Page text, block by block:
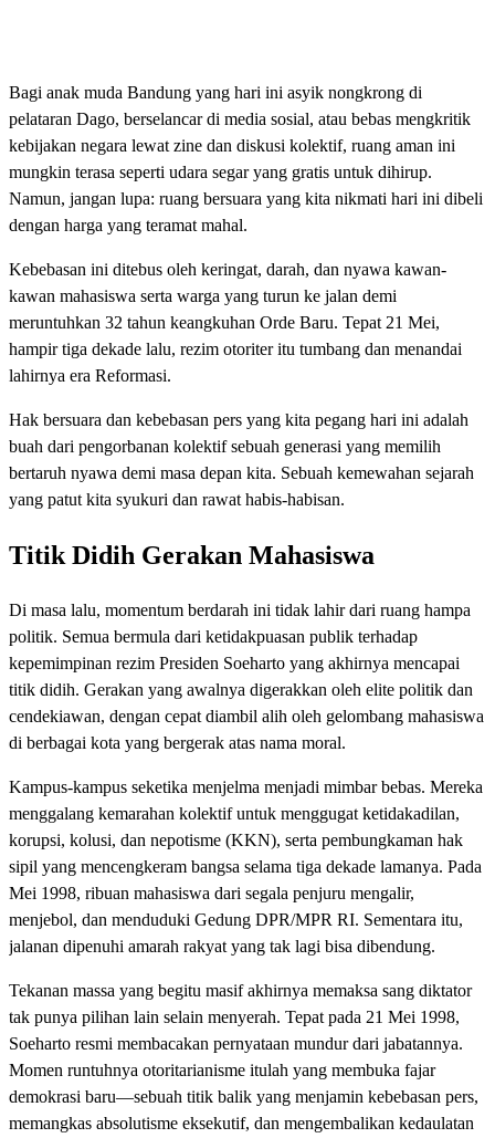
Bagi anak muda Bandung yang hari ini asyik nongkrong di
pelataran Dago, berselancar di media sosial, atau bebas mengkritik
kebijakan negara lewat zine dan diskusi kolektif, ruang aman ini
mungkin terasa seperti udara segar yang gratis untuk dihirup.
Namun, jangan lupa: ruang bersuara yang kita nikmati hari ini dibeli
dengan harga yang teramat mahal.
Kebebasan ini ditebus oleh keringat, darah, dan nyawa kawan-
kawan mahasiswa serta warga yang turun ke jalan demi
meruntuhkan 32 tahun keangkuhan Orde Baru. Tepat 21 Mei,
hampir tiga dekade lalu, rezim otoriter itu tumbang dan menandai
lahirnya era Reformasi.
Hak bersuara dan kebebasan pers yang kita pegang hari ini adalah
buah dari pengorbanan kolektif sebuah generasi yang memilih
bertaruh nyawa demi masa depan kita. Sebuah kemewahan sejarah
yang patut kita syukuri dan rawat habis-habisan.
Titik Didih Gerakan Mahasiswa
Di masa lalu, momentum berdarah ini tidak lahir dari ruang hampa
politik. Semua bermula dari ketidakpuasan publik terhadap
kepemimpinan rezim Presiden Soeharto yang akhirnya mencapai
titik didih. Gerakan yang awalnya digerakkan oleh elite politik dan
cendekiawan, dengan cepat diambil alih oleh gelombang mahasiswa
di berbagai kota yang bergerak atas nama moral.
Kampus-kampus seketika menjelma menjadi mimbar bebas. Mereka
menggalang kemarahan kolektif untuk menggugat ketidakadilan,
korupsi, kolusi, dan nepotisme (KKN), serta pembungkaman hak
sipil yang mencengkeram bangsa selama tiga dekade lamanya. Pada
Mei 1998, ribuan mahasiswa dari segala penjuru mengalir,
menjebol, dan menduduki Gedung DPR/MPR RI. Sementara itu,
jalanan dipenuhi amarah rakyat yang tak lagi bisa dibendung.
Tekanan massa yang begitu masif akhirnya memaksa sang diktator
tak punya pilihan lain selain menyerah. Tepat pada 21 Mei 1998,
Soeharto resmi membacakan pernyataan mundur dari jabatannya.
Momen runtuhnya otoritarianisme itulah yang membuka fajar
demokrasi baru—sebuah titik balik yang menjamin kebebasan pers,
memangkas absolutisme eksekutif, dan mengembalikan kedaulatan